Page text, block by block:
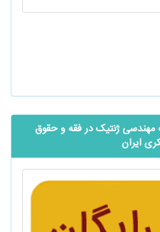
مهندسی ژنتیک در فقه و حقوق
ایران